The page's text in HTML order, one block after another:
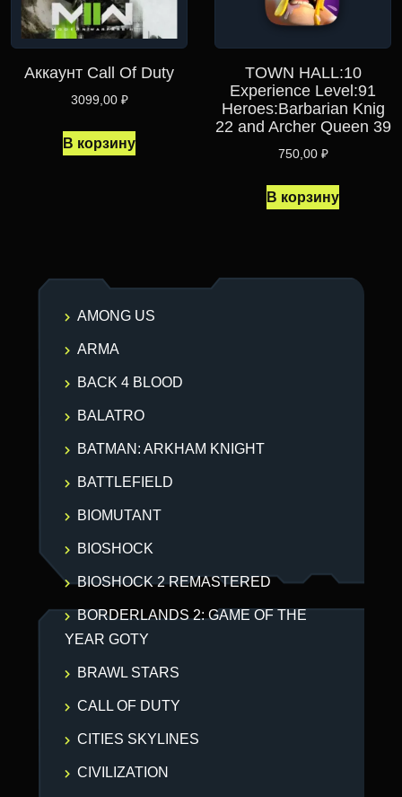
Аккаунт Call Of Duty
3099,00 ₽
В корзину
TOWN HALL:10
Experience Level:91
Heroes:Barbarian Knig
22 and Archer Queen 39
750,00 ₽
В корзину
AMONG US
ARMA
BACK 4 BLOOD
BALATRO
BATMAN: ARKHAM KNIGHT
BATTLEFIELD
BIOMUTANT
BIOSHOCK
BIOSHOCK 2 REMASTERED
BORDERLANDS 2: GAME OF THE
YEAR GOTY
BRAWL STARS
CALL OF DUTY
CITIES SKYLINES
CIVILIZATION